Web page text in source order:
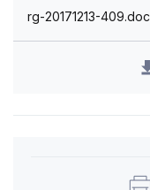
rg-20171213-409.doc